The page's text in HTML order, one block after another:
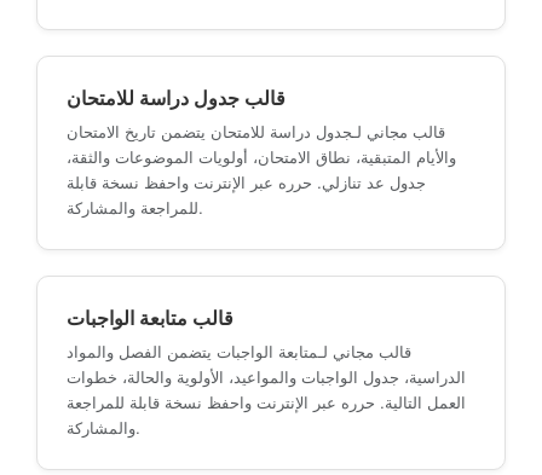
قالب جدول دراسة للامتحان
قالب مجاني لـجدول دراسة للامتحان يتضمن تاريخ الامتحان
والأيام المتبقية، نطاق الامتحان، أولويات الموضوعات والثقة،
جدول عد تنازلي. حرره عبر الإنترنت واحفظ نسخة قابلة
للمراجعة والمشاركة.
قالب متابعة الواجبات
قالب مجاني لـمتابعة الواجبات يتضمن الفصل والمواد
الدراسية، جدول الواجبات والمواعيد، الأولوية والحالة، خطوات
العمل التالية. حرره عبر الإنترنت واحفظ نسخة قابلة للمراجعة
والمشاركة.